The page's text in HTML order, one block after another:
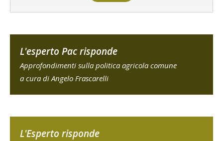
L'esperto Pac risponde
Approfondimenti sulla politica agricola comune
a cura di Angelo Frascarelli
L'Esperto risponde